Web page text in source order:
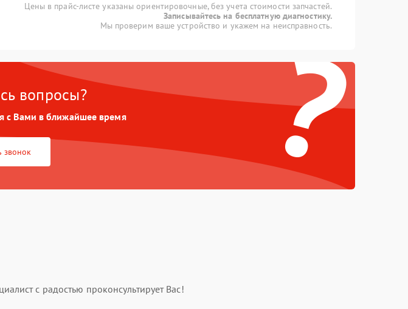
Цены в прайс-листе указаны ориентировочные, без учета стоимости запчастей.
Записывайтесь на бесплатную диагностику.
Мы проверим ваше устройство и укажем на неисправность.
?
вопросы?
с Вами в ближайшее время
звонок
с радостью проконсультирует Вас!